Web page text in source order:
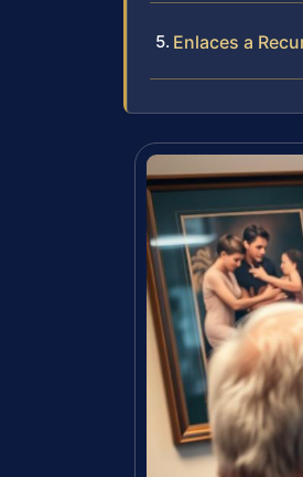
Enlaces a